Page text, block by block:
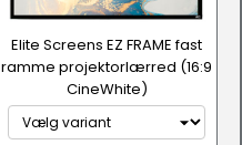
Elite Screens EZ FRAME fast
ramme projektorlærred (16:9
CineWhite)